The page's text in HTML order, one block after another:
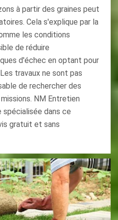
à partir des graines peut
Cela s'explique par la
les conditions
de réduire
d'échec en optant pour
travaux ne sont pas
de rechercher des
NM Entretien
dans ce
gratuit et sans